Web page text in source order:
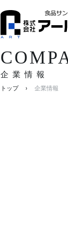
企業情報
トップ › 企業情報